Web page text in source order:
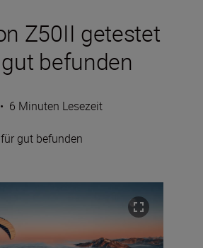
Z50II getestet
befunden
• 6 Minuten Lesezeit
gut befunden